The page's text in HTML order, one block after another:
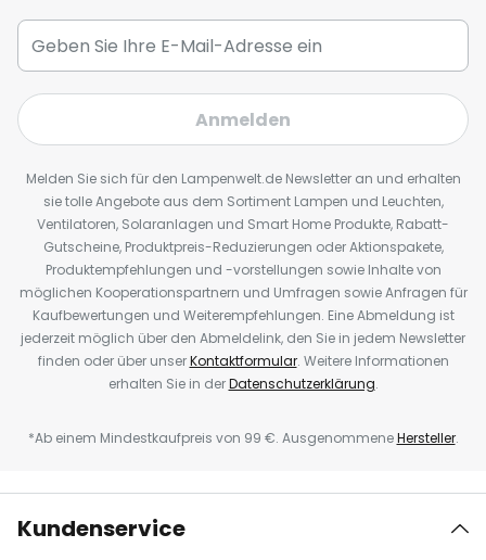
Anmelden
Melden Sie sich für den Lampenwelt.de Newsletter an und erhalten
sie tolle Angebote aus dem Sortiment Lampen und Leuchten,
Ventilatoren, Solaranlagen und Smart Home Produkte, Rabatt-
Gutscheine, Produktpreis-Reduzierungen oder Aktionspakete,
Produktempfehlungen und -vorstellungen sowie Inhalte von
möglichen Kooperationspartnern und Umfragen sowie Anfragen für
Kaufbewertungen und Weiterempfehlungen. Eine Abmeldung ist
jederzeit möglich über den Abmeldelink, den Sie in jedem Newsletter
finden oder über unserKontaktformular. Weitere Informationen
erhalten Sie in derDatenschutzerklärung.
*Ab einem Mindestkaufpreis von 99 €. AusgenommeneHersteller.
Kundenservice